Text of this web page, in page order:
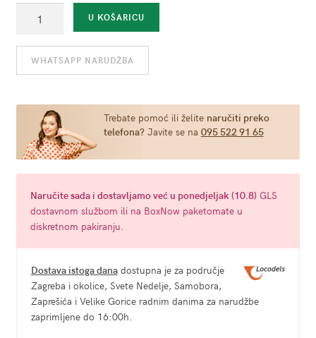
pregača
-
Boobs
U KOŠARICU
WHATSAPP NARUDŽBA
Trebate pomoć ili želite naručiti preko
telefona?Javite se na 095 522 91 65
Naručitesadai dostavljamo već u ponedjeljak (10.8) GLS
dostavnom službom ili na BoxNow paketomate u
diskretnom pakiranju.
Dostava istoga danadostupna je za područje
Zagreba i okolice, Svete Nedelje, Samobora,
Zaprešića i Velike Gorice radnim danima za narudžbe
zaprimljene do 16:00h.